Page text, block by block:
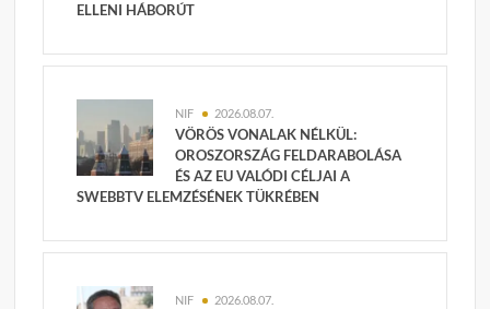
ELLENI HÁBORÚT
NIF 2026.08.07.
VÖRÖS VONALAK NÉLKÜL:
OROSZORSZÁG FELDARABOLÁSA
ÉS AZ EU VALÓDI CÉLJAI A
SWEBBTV ELEMZÉSÉNEK TÜKRÉBEN
NIF 2026.08.07.